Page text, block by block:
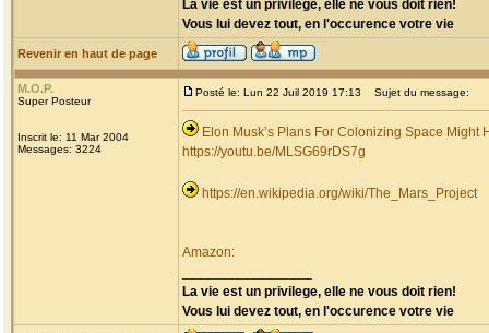
La vie est un privilege, elle ne vous doit rien!
Vous lui devez tout, en l'occurence votre vie
Revenir en haut de page
M.O.P.
Super Posteur
Inscrit le: 11 Mar 2004
Messages: 3224
Posté le: Lun 22 Juil 2019 17:13 Sujet du message:
Elon Musk’s Plans For Colonizing Space
https://youtu.be/MLSG69rDS7g
https://en.wikipedia.org/wiki/The_Mars_Project
Amazon:
La vie est un privilege, elle ne vous doit rien!
Vous lui devez tout, en l'occurence votre vie